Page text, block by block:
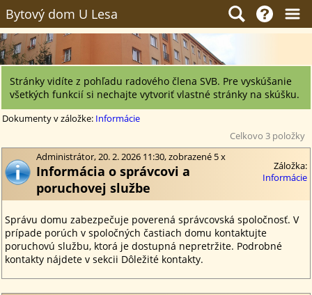
Bytový dom U Lesa
Stránky vidíte z pohľadu radového člena SVB. Pre vyskúšanie
všetkých funkcií si nechajte vytvoriť vlastné stránky na skúšku.
Dokumenty v záložke: Informácie
Celkovo 3 položky
Administrátor, 20. 2. 2026 11:30, zobrazené 5 x
Informácia o správcovi a
poruchovej službe
Záložka:
Informácie
Správu domu zabezpečuje poverená správcovská spoločnosť. V
prípade porúch v spoločných častiach domu kontaktujte
poruchovú službu, ktorá je dostupná nepretržite. Podrobné
kontakty nájdete v sekcii Dôležité kontakty.